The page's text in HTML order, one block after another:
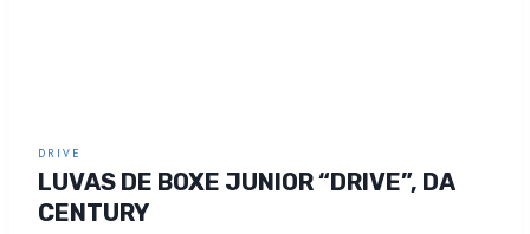
DRIVE
LUVAS DE BOXE JUNIOR “DRIVE”, DA
CENTURY